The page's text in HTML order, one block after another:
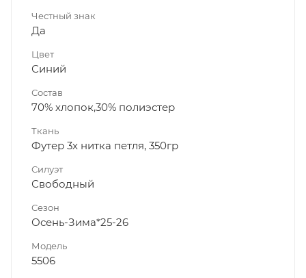
Честный знак
Да
Цвет
Синий
Состав
70% хлопок,30% полиэстер
Ткань
Футер 3х нитка петля, 350гр
Силуэт
Свободный
Сезон
Осень-Зима*25-26
Модель
5506